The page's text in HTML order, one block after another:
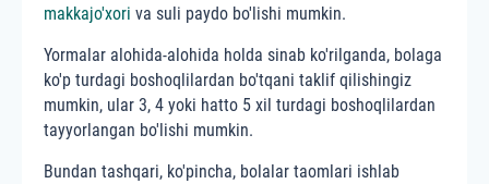
makkajo'xori va suli paydo bo'lishi mumkin.
Yormalar alohida-alohida holda sinab ko'rilganda, bolaga
ko'p turdagi boshoqlilardan bo'tqani taklif qilishingiz
mumkin, ular 3, 4 yoki hatto 5 xil turdagi boshoqlilardan
tayyorlangan bo'lishi mumkin.
Bundan tashqari, ko'pincha, bolalar taomlari ishlab